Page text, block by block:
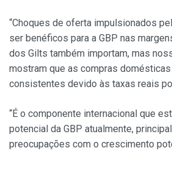
“Choques de oferta impulsionados
ser benéficos para a GBP nas
dos Gilts também importam, mas
mostram que as compras
consistentes devido às taxas reais
“É o componente internacional que
potencial da GBP atualmente,
preocupações com o crescimento